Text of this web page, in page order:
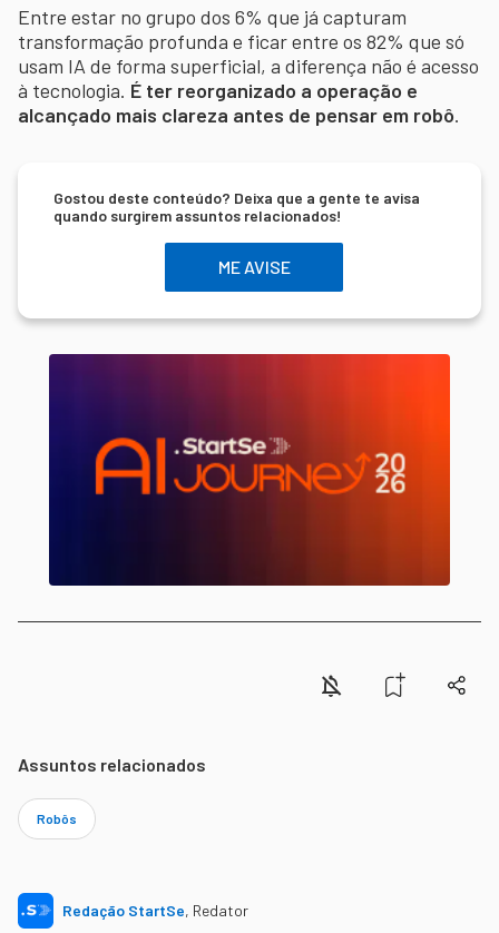
Entre estar no grupo dos 6% que já capturam
transformação profunda e ficar entre os 82% que só
usam IA de forma superficial, a diferença não é acesso
à tecnologia. É ter reorganizado a operação e
alcançado mais clareza antes de pensar em robô.
Gostou deste conteúdo? Deixa que a gente te avisa
quando surgirem assuntos relacionados!
ME AVISE
Assuntos relacionados
Robôs
Redação StartSe, Redator